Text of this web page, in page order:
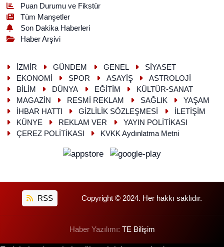
Puan Durumu ve Fikstür
Tüm Manşetler
Son Dakika Haberleri
Haber Arşivi
İZMİR GÜNDEM GENEL
SİYASET
EKONOMİ
SPOR ASAYİŞ
ASTROLOJİ
BİLİM
DÜNYA EĞİTİM
KÜLTÜR-SANAT
MAGAZİN
RESMİ REKLAM SAĞLIK
YAŞAM
İHBAR HATTI
GİZLİLİK SÖZLEŞMESİ
İLETİŞİM
KÜNYE
REKLAM VER
YAYIN POLİTİKASI
ÇEREZ POLİTİKASI
KVKK Aydınlatma Metni
RSS Copyright © 2024. Her hakkı saklıdır.
Haber Yazılımı: TE Bilişim